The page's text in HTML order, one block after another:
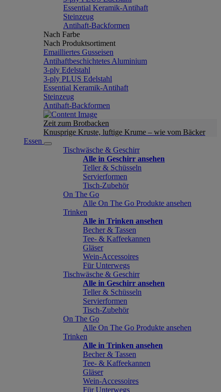
Essential Keramik-Antihaft
Steinzeug
Antihaft-Backformen
Nach Farbe
Nach Produktsortiment
Emailliertes Gusseisen
Antihaftbeschichtetes Aluminium
3-ply Edelstahl
3-ply PLUS Edelstahl
Essential Keramik-Antihaft
Steinzeug
Antihaft-Backformen
Zeit zum Brotbacken
Knusprige Kruste, luftige Krume – wie vom Bäcker
Essen
Tischwäsche & Geschirr
Alle in Geschirr ansehen
Teller & Schüsseln
Servierformen
Tisch-Zubehör
On The Go
Alle On The Go Produkte ansehen
Trinken
Alle in Trinken ansehen
Becher & Tassen
Tee- & Kaffeekannen
Gläser
Wein-Accessoires
Für Unterwegs
Tischwäsche & Geschirr
Alle in Geschirr ansehen
Teller & Schüsseln
Servierformen
Tisch-Zubehör
On The Go
Alle On The Go Produkte ansehen
Trinken
Alle in Trinken ansehen
Becher & Tassen
Tee- & Kaffeekannen
Gläser
Wein-Accessoires
Für Unterwegs